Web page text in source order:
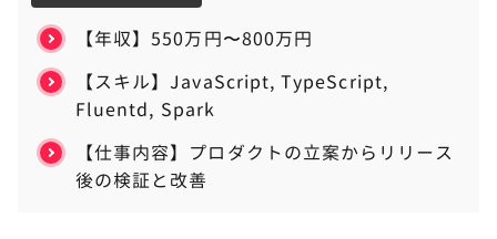
【年収】550万円〜800万円
【スキル】JavaScript, TypeScript,
Fluentd, Spark
【仕事内容】プロダクトの立案からリリース
後の検証と改善